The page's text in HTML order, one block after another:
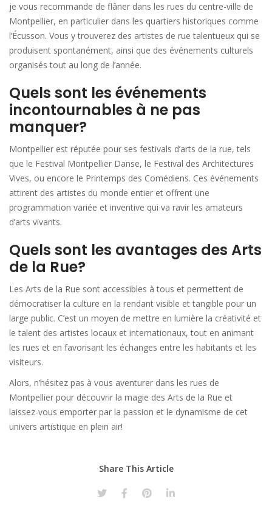
je vous recommande de flâner dans les rues du centre-ville de
Montpellier, en particulier dans les quartiers historiques comme
l’Écusson. Vous y trouverez des artistes de rue talentueux qui se
produisent spontanément, ainsi que des événements culturels
organisés tout au long de l’année.
Quels sont les événements
incontournables à ne pas
manquer?
Montpellier est réputée pour ses festivals d’arts de la rue, tels
que le Festival Montpellier Danse, le Festival des Architectures
Vives, ou encore le Printemps des Comédiens. Ces événements
attirent des artistes du monde entier et offrent une
programmation variée et inventive qui va ravir les amateurs
d’arts vivants.
Quels sont les avantages des Arts
de la Rue?
Les Arts de la Rue sont accessibles à tous et permettent de
démocratiser la culture en la rendant visible et tangible pour un
large public. C’est un moyen de mettre en lumière la créativité et
le talent des artistes locaux et internationaux, tout en animant
les rues et en favorisant les échanges entre les habitants et les
visiteurs.
Alors, n’hésitez pas à vous aventurer dans les rues de
Montpellier pour découvrir la magie des Arts de la Rue et
laissez-vous emporter par la passion et le dynamisme de cet
univers artistique en plein air!
Share This Article